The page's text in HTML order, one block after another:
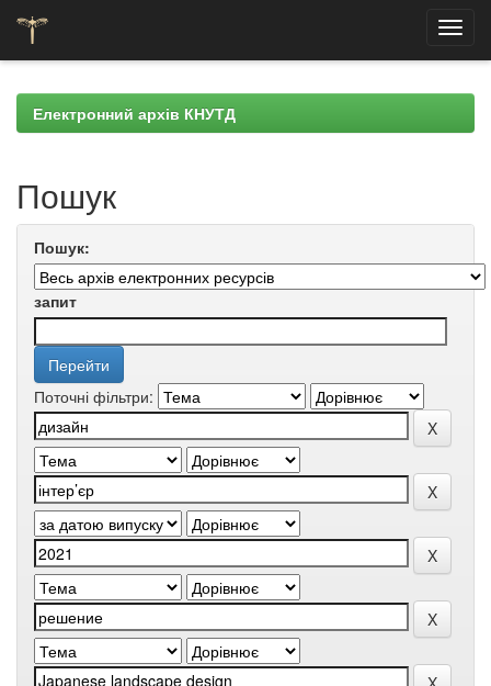
navigationЕлектронний архів КНУТД
Пошук
Пошук:
запит
Поточні фільтри: